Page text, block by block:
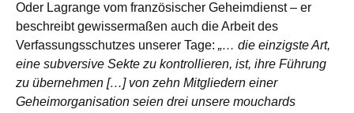
Oder Lagrange vom französischer Geheimdienst – er
beschreibt gewissermaßen auch die Arbeit des
Verfassungsschutzes unserer Tage: „… die einzigste Art,
eine subversive Sekte zu kontrollieren, ist, ihre Führung
zu übernehmen […] von zehn Mitgliedern einer
Geheimorganisation seien drei unsere mouchards